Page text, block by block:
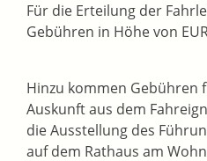
Für die Erteilung der
Gebühren in Höhe von
Hinzu kommen Gebühren
Auskunft aus dem
die Ausstellung des
auf dem Rathaus am